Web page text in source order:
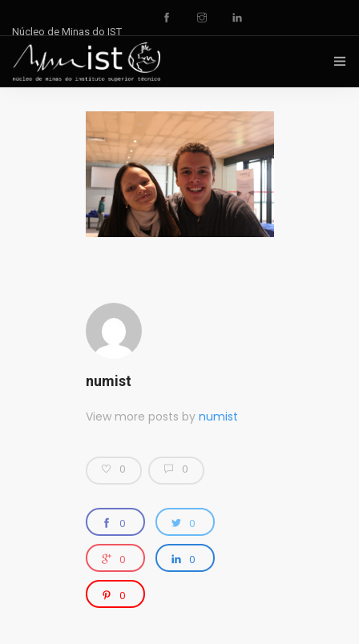
Núcleo de Minas do IST
DOCUMENTOS
CONTACTOS
numist
View more posts by numist
0 0
0 0
0 0
0